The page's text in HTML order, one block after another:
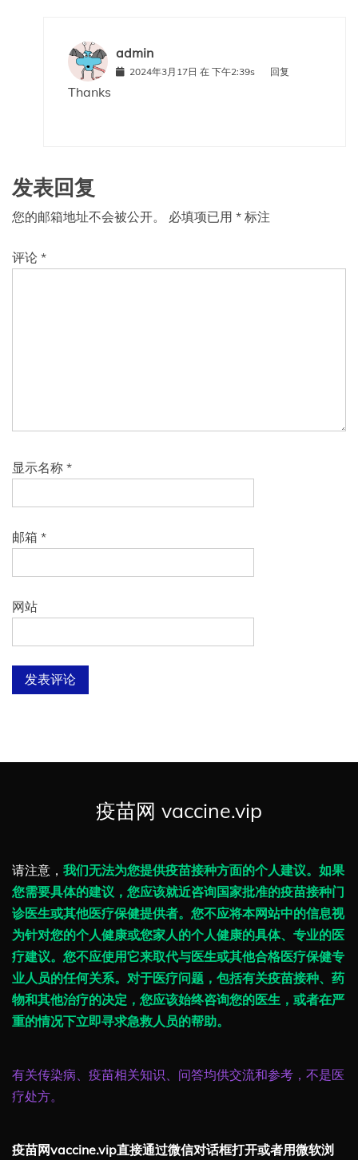
admin
2024年3月17日 在 下午2:39s 回复
Thanks
发表回复
您的邮箱地址不会被公开。 必填项已用 * 标注
评论 *
显示名称 *
邮箱 *
网站
疫苗网 vaccine.vip
请注意， 我们无法为您提供疫苗接种方面的个人建议。如果
您需要具体的建议，您应该就近咨询国家批准的疫苗接种门
诊医生或其他医疗保健提供者。您不应将本网站中的信息视
为针对您的个人健康或您家人的个人健康的具体、专业的医
疗建议。您不应使用它来取代与医生或其他合格医疗保健专
业人员的任何关系。对于医疗问题，包括有关疫苗接种、药
物和其他治疗的决定，您应该始终咨询您的医生，或者在严
重的情况下立即寻求急救人员的帮助。
有关传染病、疫苗相关知识、问答均供交流和参考，不是医
疗处方。
疫苗网vaccine.vip直接通过微信对话框打开或者用微软浏